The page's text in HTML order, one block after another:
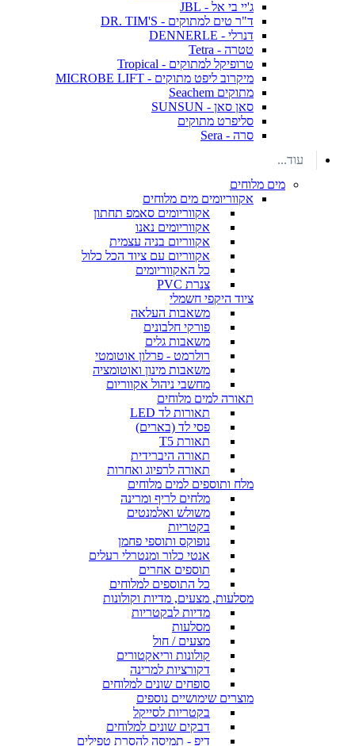
ג'יי בי אל - JBL
ד"ר טים למתוקים - DR. TIM'S
דנרלי - DENNERLE
טטרה - Tetra
טרופיקל למתוקים - Tropical
מיקרוב ליפט מתוקים - MICROBE LIFT
מתוקים Seachem
סאן סאן - SUNSUN
סליפרט מתוקים
סרה - Sera
עוד...
מים מלוחים
אקווריומים מים מלוחים
אקווריומים סאמפ תחתון
אקווריומים נאנו
אקווריום בניה עצמית
אקווריום עם ציוד הכל כלול
כל האקווריומים
צנרת PVC
ציוד היקפי חשמלי
משאבות העלאה
פורקי חלבונים
משאבות גלים
רולרמט - פרלון אוטומטי
משאבות מינון ואוטומציה
מחשבי ניהול אקווריום
תאורה למים מלוחים
תאורות לד LED
פסי לד (בארים)
תאורת T5
תאורה היברידית
תאורה לרפיוג ואחרות
מלח ותוספים למים מלוחים
מלחים לריף ומרינה
משולש ואלמנטים
בקטריות
נופוקס ותוספי פחמן
אנטי כלור ומנטרלי רעלים
תוספים אחרים
כל התוספים למלוחים
מסלעות, מצעים, מדיות וקולונות
מדיות לבקטריות
מסלעות
מצעים / חול
קולונות וריאקטורים
דקורציות למרינה
סופחים שונים למלוחים
מוצרים שימושיים נוספים
בקטריות לסייקל
דבקים שונים למלוחים
דיפ - תמיסה להסרת טפילים